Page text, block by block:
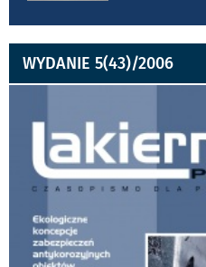
WYDANIE 5(43)/2006